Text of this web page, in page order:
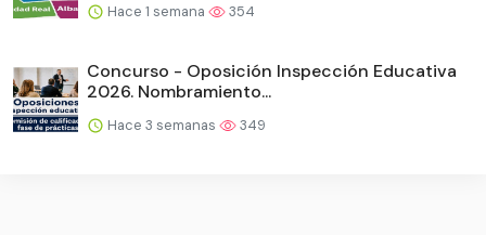
Hace 1 semana 354
Concurso - Oposición Inspección Educativa
2026. Nombramiento...
Hace 3 semanas 349